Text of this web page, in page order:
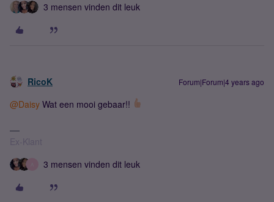
3 mensen vinden dit leuk
RicoK Forum|Forum|4 years ago
@Daisy Wat een mooi gebaar!!
Ex-Klant
3 mensen vinden dit leuk